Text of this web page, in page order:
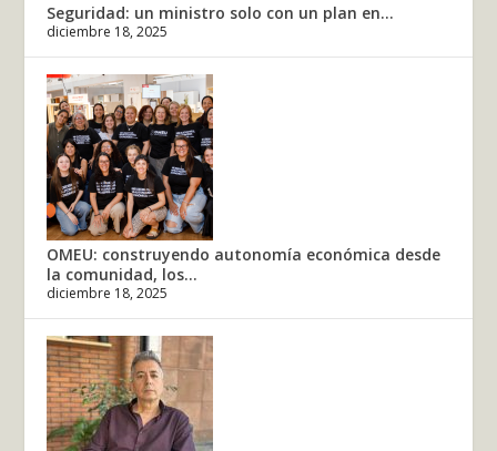
Seguridad: un ministro solo con un plan en...
diciembre 18, 2025
OMEU: construyendo autonomía económica desde
la comunidad, los...
diciembre 18, 2025